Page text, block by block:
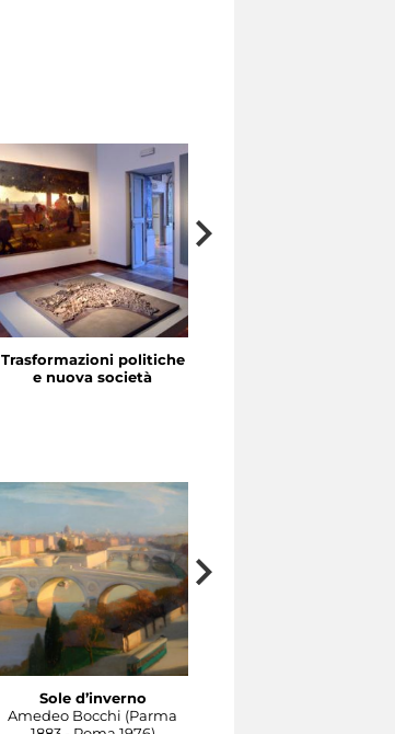
Trasformazioni politiche
e nuova società
Sole d’inverno
Amedeo Bocchi (Parma